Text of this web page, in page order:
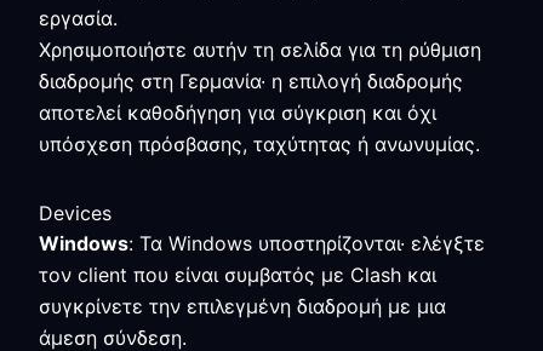
εργασία.
Χρησιμοποιήστε αυτήν τη σελίδα για τη ρύθμιση
διαδρομής στη Γερμανία· η επιλογή διαδρομής
αποτελεί καθοδήγηση για σύγκριση και όχι
υπόσχεση πρόσβασης, ταχύτητας ή ανωνυμίας.
Devices
Windows: Τα Windows υποστηρίζονται· ελέγξτε
τον client που είναι συμβατός με Clash και
συγκρίνετε την επιλεγμένη διαδρομή με μια
άμεση σύνδεση.